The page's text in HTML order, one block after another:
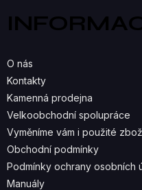
O nás
Kontakty
Kamenná prodejna
Velkoobchodní spolupráce
Vyměníme vám i použité
Obchodní podmínky
Podmínky ochrany osobních
Manuály